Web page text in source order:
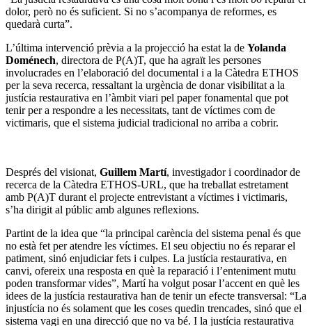
dolor, però no és suficient. Si no s’acompanya de reformes, es
quedarà curta”.
L’última intervenció prèvia a la projecció ha estat la de Yolanda
Doménech, directora de P(A)T, que ha agraït les persones
involucrades en l’elaboració del documental i a la Càtedra ETHOS
per la seva recerca, ressaltant la urgència de donar visibilitat a la
justícia restaurativa en l’àmbit viari pel paper fonamental que pot
tenir per a respondre a les necessitats, tant de víctimes com de
victimaris, que el sistema judicial tradicional no arriba a cobrir.
Després del visionat, Guillem Martí, investigador i coordinador de
recerca de la Càtedra ETHOS-URL, que ha treballat estretament
amb P(A)T durant el projecte entrevistant a víctimes i victimaris,
s’ha dirigit al públic amb algunes reflexions.
Partint de la idea que “la principal carència del sistema penal és que
no està fet per atendre les víctimes. El seu objectiu no és reparar el
patiment, sinó enjudiciar fets i culpes. La justícia restaurativa, en
canvi, ofereix una resposta en què la reparació i l’enteniment mutu
poden transformar vides”, Martí ha volgut posar l’accent en què les
idees de la justícia restaurativa han de tenir un efecte transversal: “La
injustícia no és solament que les coses quedin trencades, sinó que el
sistema vagi en una direcció que no va bé. I la justícia restaurativa